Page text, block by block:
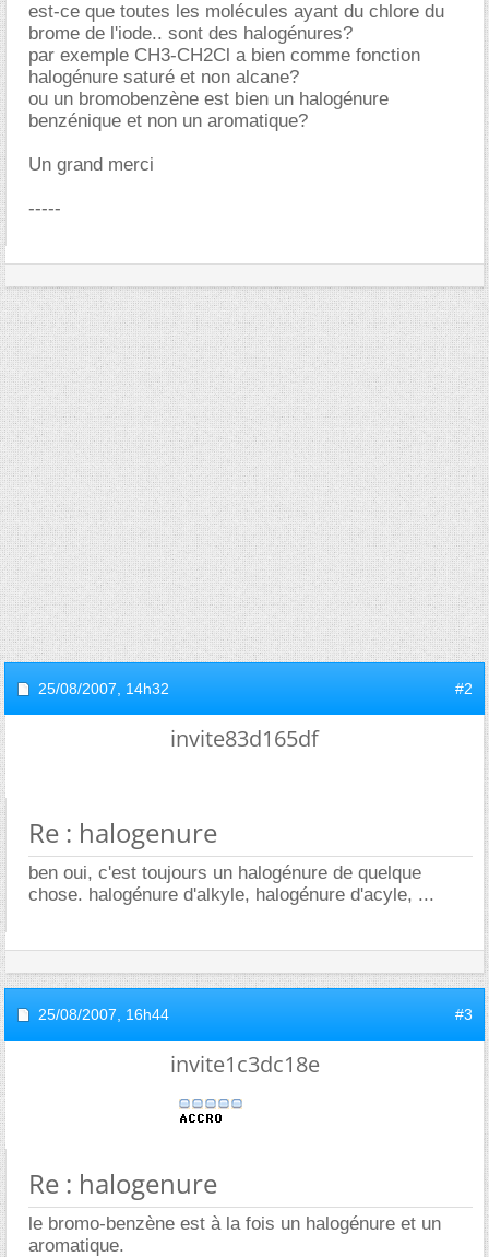
est-ce que toutes les molécules ayant du chlore du
brome de l'iode.. sont des halogénures?
par exemple CH3-CH2Cl a bien comme fonction
halogénure saturé et non alcane?
ou un bromobenzène est bien un halogénure
benzénique et non un aromatique?
Un grand merci
-----
25/08/2007, 14h32 #2
invite83d165df
Re : halogenure
ben oui, c'est toujours un halogénure de quelque
chose. halogénure d'alkyle, halogénure d'acyle, ...
25/08/2007, 16h44 #3
invite1c3dc18e
Re : halogenure
le bromo-benzène est à la fois un halogénure et un
aromatique.